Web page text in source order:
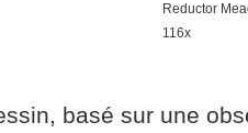
Reductor
116x
basé sur une